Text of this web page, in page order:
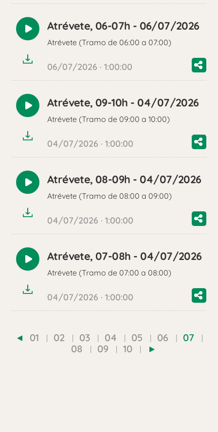
Reproducir
audio
Atrévete, 06-07h - 06/07/2026
Atrévete (Tramo de 06:00 a 07:00)
06/07/2026 · 1:00:00
Reproducir
audio
Atrévete, 09-10h - 04/07/2026
Atrévete (Tramo de 09:00 a 10:00)
04/07/2026 · 1:00:00
Reproducir
audio
Atrévete, 08-09h - 04/07/2026
Atrévete (Tramo de 08:00 a 09:00)
04/07/2026 · 1:00:00
Reproducir
audio
Atrévete, 07-08h - 04/07/2026
Atrévete (Tramo de 07:00 a 08:00)
04/07/2026 · 1:00:00
01 02 03 04 05 06
07
08
09 10